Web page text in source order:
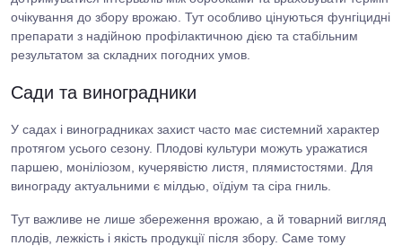
очікування до збору врожаю. Тут особливо цінуються фунгіцидні
препарати з надійною профілактичною дією та стабільним
результатом за складних погодних умов.
Сади та виноградники
У садах і виноградниках захист часто має системний характер
протягом усього сезону. Плодові культури можуть уражатися
паршею, моніліозом, кучерявістю листя, плямистостями. Для
винограду актуальними є мілдью, оїдіум та сіра гниль.
Тут важливе не лише збереження врожаю, а й товарний вигляд
плодів, лежкість і якість продукції після збору. Саме тому